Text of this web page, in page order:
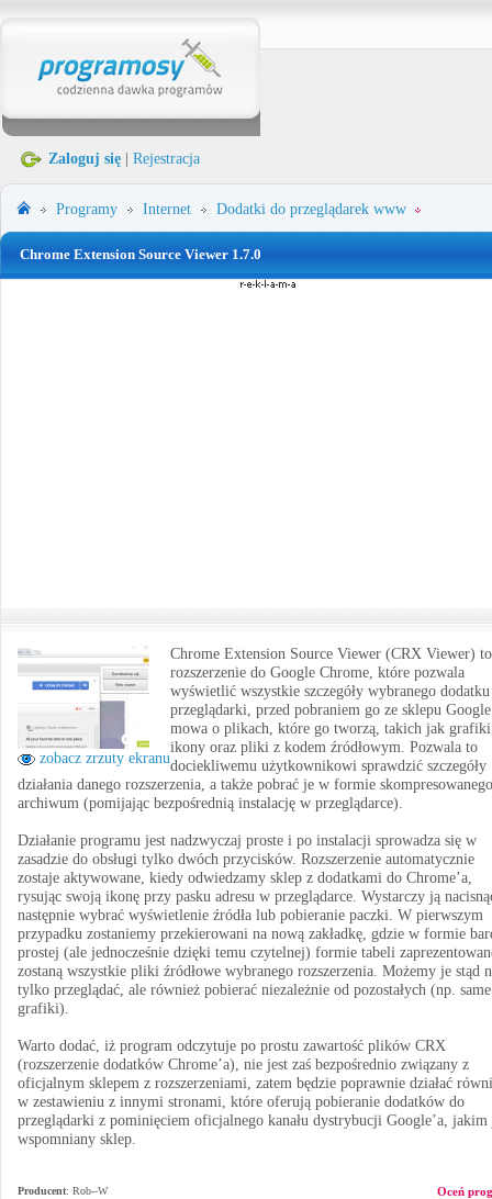
Zaloguj się Rejestracja
Programy Internet Dodatki do przeglądarek www
Chrome Extension Source Viewer 1.7.0
zobacz zrzuty ekranu
Chrome Extension Source Viewer (CRX Viewer) to
rozszerzenie do Google Chrome, które pozwala
wyświetlić wszystkie szczegóły wybranego
przeglądarki, przed pobraniem go ze sklepu
mowa o plikach, które go tworzą, takich jak
ikony oraz pliki z kodem źródłowym. Pozwala to
dociekliwemu użytkownikowi sprawdzić szczegóły
działania danego rozszerzenia, a także pobrać je w formie skompresowanego
archiwum (pomijając bezpośrednią instalację w przeglądarce).
Działanie programu jest nadzwyczaj proste i po instalacji sprowadza się w
zasadzie do obsługi tylko dwóch przycisków. Rozszerzenie automatycznie
zostaje aktywowane, kiedy odwiedzamy sklep z dodatkami do Chrome’a,
rysując swoją ikonę przy pasku adresu w przeglądarce. Wystarczy ją
następnie wybrać wyświetlenie źródła lub pobieranie paczki. W pierwszym
przypadku zostaniemy przekierowani na nową zakładkę, gdzie w formie
prostej (ale jednocześnie dzięki temu czytelnej) formie tabeli
zostaną wszystkie pliki źródłowe wybranego rozszerzenia. Możemy je stąd
tylko przeglądać, ale również pobierać niezależnie od pozostałych (np. same
grafiki).
Warto dodać, iż program odczytuje po prostu zawartość plików CRX
(rozszerzenie dodatków Chrome’a), nie jest zaś bezpośrednio związany z
oficjalnym sklepem z rozszerzeniami, zatem będzie poprawnie działać
w zestawieniu z innymi stronami, które oferują pobieranie dodatków do
przeglądarki z pominięciem oficjalnego kanału dystrybucji Google’a, jakim
wspomniany sklep.
Producent: Rob--W
Oceń